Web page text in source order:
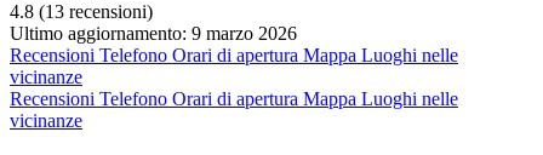
4.8 (13 recensioni)
Ultimo aggiornamento: 9 marzo 2026
Recensioni Telefono Orari di apertura Mappa Luoghi nelle
vicinanze
Recensioni Telefono Orari di apertura Mappa Luoghi nelle
vicinanze